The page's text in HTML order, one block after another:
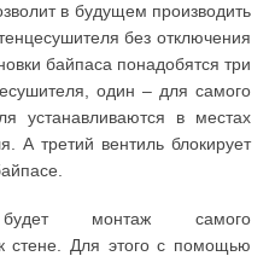
в будущем производить
без отключения
байпаса понадобятся три
один – для самого
устанавливаются в местах
А третий вентиль блокирует
монтаж самого
стене. Для этого с помощью